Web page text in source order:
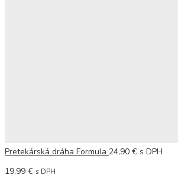
Pretekárská dráha Formula 24,90 € s DPH
19,99 € s DPH